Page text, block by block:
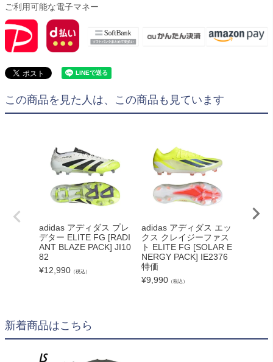
ご利用可能な電子マネー
この商品を見た人は、この商品も見ています
adidas アディダス プレ
デター ELITE FG [RADI
ANT BLAZE PACK] JI10
82
¥12,990 （税込）
adidas アディダス エッ
クス クレイジーファス
ト ELITE FG [SOLAR E
NERGY PACK] IE2376
特価
¥9,990 （税込）
新着商品はこちら